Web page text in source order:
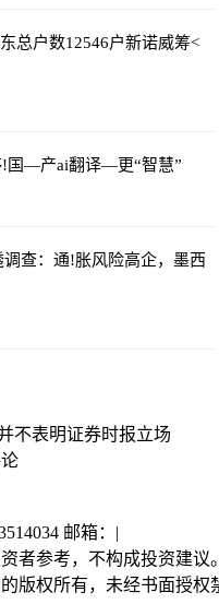
总户数12546户新诺威筹<
国—产ai翻译—更“智慧”
调查：通!胀风险高企，墨西
不表明证券时报立场
邮箱： |
者参考，不构成投资建议
版权所有，未经书面授权